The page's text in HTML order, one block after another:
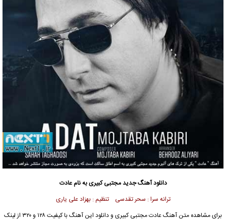
دانلود آهنگ جدید مجتبی کبیری به نام عادت
ترانه سرا : سحر تقدسی تنظیم : بهزاد علی یاری
برای مشاهده متن آهنگ عادت مجتبی کبیری و دانلود این آهنگ با کیفیت ۱۲۸ و ۳۲۰ از لینک